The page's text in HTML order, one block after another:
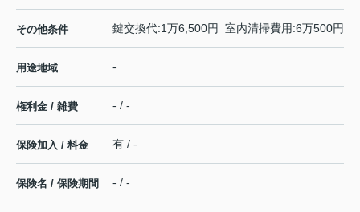
その他条件 鍵交換代:1万6,500円 室内清掃費用:6万500円
用途地域 -
権利金 / 雑費 - / -
保険加入 / 料金 有 / -
保険名 / 保険期間 - / -